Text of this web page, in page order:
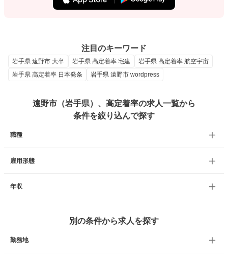
注目のキーワード
岩手県 遠野市 大卒 岩手県 高定着率 宅建
岩手県 高定着率 航空宇宙
岩手県 高定着率 日本発条
岩手県 遠野市 wordpress
遠野市（岩手県）、高定着率の求人一覧から
条件を絞り込んで探す
職種
雇用形態
年収
別の条件から求人を探す
勤務地